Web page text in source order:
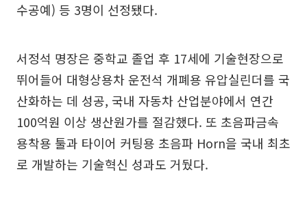
수공예) 등 3명이 선정됐다.
서정석 명장은 중학교 졸업 후 17세에 기술현장으로
뛰어들어 대형상용차 운전석 개폐용 유압실린더를 국
산화하는 데 성공, 국내 자동차 산업분야에서 연간
100억원 이상 생산원가를 절감했다. 또 초음파금속
용착용 툴과 타이어 커팅용 초음파 Horn을 국내 최초
로 개발하는 기술혁신 성과도 거뒀다.